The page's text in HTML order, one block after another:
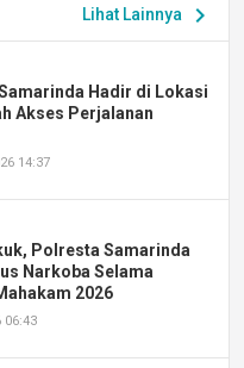
Lihat Lainnya chevron_right
Hadir di Lokasi
Akses Perjalanan
14:37
Polresta Samarinda
Narkoba Selama
2026
06:43